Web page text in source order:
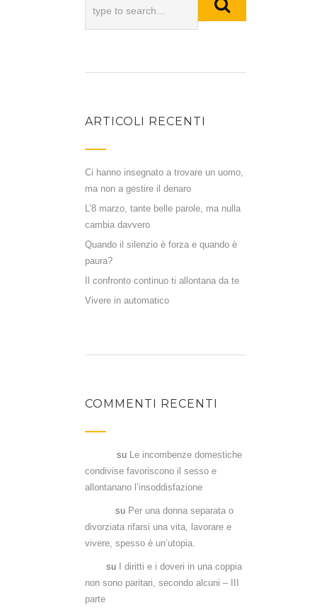
ARTICOLI RECENTI
Ci hanno insegnato a trovare un uomo,
ma non a gestire il denaro
L’8 marzo, tante belle parole, ma nulla
cambia davvero
Quando il silenzio è forza e quando è
paura?
Il confronto continuo ti allontana da te
Vivere in automatico
COMMENTI RECENTI
su
Le incombenze domestiche
condivise favoriscono il sesso e
allontanano l’insoddisfazione
su Per una donna separata o
divorziata rifarsi una vita, lavorare e
vivere, spesso è un’utopia.
su
I diritti e i doveri in una coppia
non sono paritari, secondo alcuni – III
parte